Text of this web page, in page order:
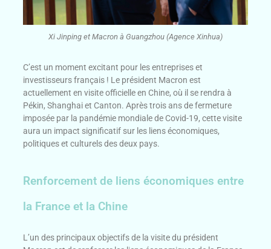
Xi Jinping et Macron à Guangzhou (Agence Xinhua)
C’est un moment excitant pour les entreprises et
investisseurs français ! Le président Macron est
actuellement en visite officielle en Chine, où il se rendra à
Pékin, Shanghai et Canton. Après trois ans de fermeture
imposée par la pandémie mondiale de Covid-19, cette visite
aura un impact significatif sur les liens économiques,
politiques et culturels des deux pays.
Renforcement de liens économiques entre
la France et la Chine
L’un des principaux objectifs de la visite du président